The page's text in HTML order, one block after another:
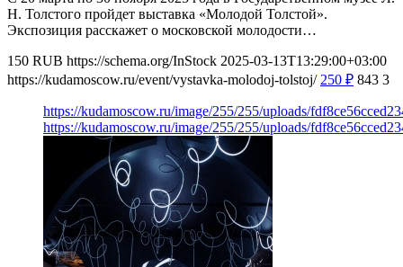
Н. Толстого пройдет выставка «Молодой Толстой».
Экспозиция расскажет о московской молодости…
150 RUB https://schema.org/InStock 2025-03-13T13:29:00+03:00
https://kudamoscow.ru/event/vystavka-molodoj-tolstoj/ 250 ₽ 843 3
https://kudamoscow.ru/image/255/255/uploads/
https://kudamoscow.ru/image/255/255/uploads/